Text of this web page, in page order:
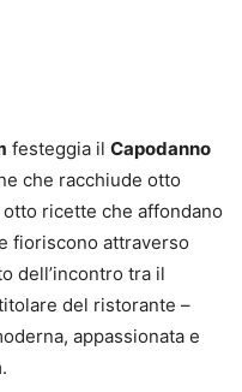
festeggia il Capodanno
che racchiude otto
ricette che affondano
fioriscono attraverso
dell’incontro tra il
del ristorante –
appassionata e